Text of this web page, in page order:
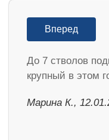
Вперед
До 7 стволов
крупный в этом
Марина К.,